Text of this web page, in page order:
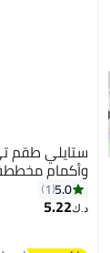
ستايلي طقم
وأكمام
5.0
1
د.ك‏5.22